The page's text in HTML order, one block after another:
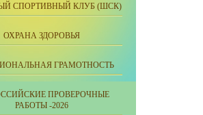
СПОРТИВНЫЙ КЛУБ (ШСК)
ОХРАНА ЗДОРОВЬЯ
ГРАМОТНОСТЬ
ПРОВЕРОЧНЫЕ
РАБОТЫ -2026